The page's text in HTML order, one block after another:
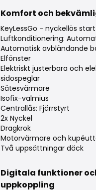
Komfort och
KeyLessGo - nyckellös start
Luftkonditionering:
Automatisk avbländande
Elfönster
Elektriskt justerbara och
sidospeglar
Sätesvärmare
Isofix-valmius
Centrallås: Fjärrstyrt
2x Nyckel
Dragkrok
Motorvärmare och
Två uppsättningar däck
Digitala funktioner
uppkoppling